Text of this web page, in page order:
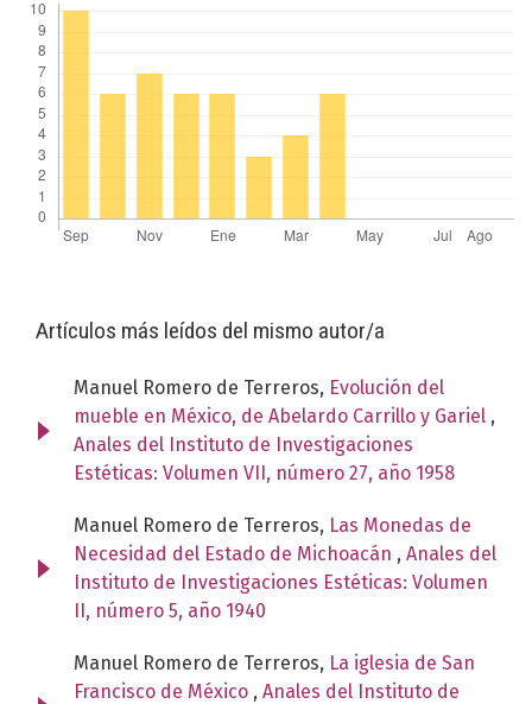
Artículos más leídos del mismo autor/a
Manuel Romero de Terreros, Evolución del
mueble en México, de Abelardo Carrillo y Gariel ,
Anales del Instituto de Investigaciones
Estéticas: Volumen VII, número 27, año 1958
Manuel Romero de Terreros, Las Monedas de
Necesidad del Estado de Michoacán , Anales del
Instituto de Investigaciones Estéticas: Volumen
II, número 5, año 1940
Manuel Romero de Terreros, La iglesia de San
Francisco de México , Anales del Instituto de